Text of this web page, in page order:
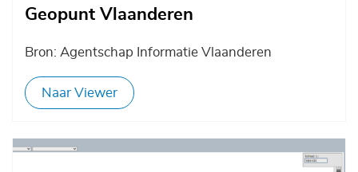
Geopunt Vlaanderen
Bron: Agentschap Informatie Vlaanderen
Naar Viewer
Afbeelding